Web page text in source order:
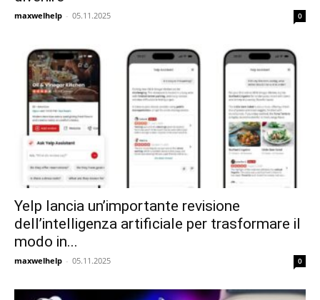
maxwelhelp - 05.11.2025 0
Yelp lancia un’importante revisione
dell’intelligenza artificiale per trasformare il
modo in...
maxwelhelp - 05.11.2025 0